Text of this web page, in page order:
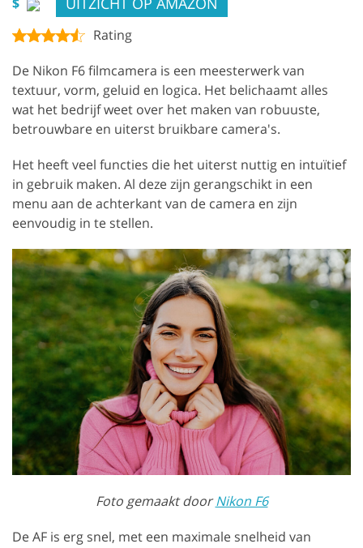
Rating
De Nikon F6 filmcamera is een meesterwerk van
textuur, vorm, geluid en logica. Het belichaamt alles
wat het bedrijf weet over het maken van robuuste,
betrouwbare en uiterst bruikbare camera's.
Het heeft veel functies die het uiterst nuttig en intuïtief
in gebruik maken. Al deze zijn gerangschikt in een
menu aan de achterkant van de camera en zijn
eenvoudig in te stellen.
Foto gemaakt doorNikon F6
De AF is erg snel, met een maximale snelheid van